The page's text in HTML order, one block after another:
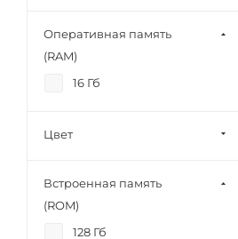
Оперативная память
(RAM)
16 Гб
Цвет
Встроенная память
(ROM)
128 Гб